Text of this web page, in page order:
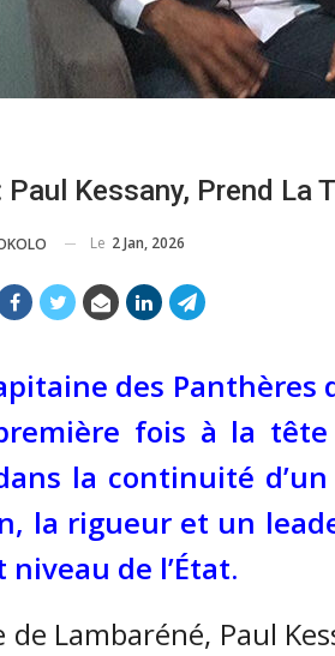
Paul Kessany, Prend La
Le 2 Jan, 2026
des Panthères
fois à la
la continuité
la rigueur et un
de l’État.
Lambaréné, Paul